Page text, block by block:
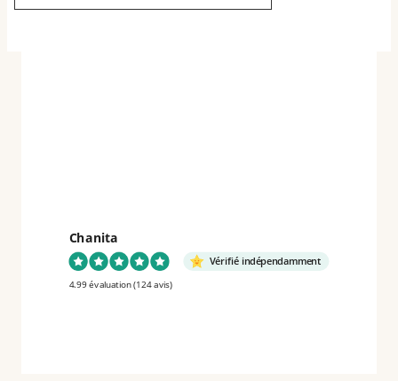
Chanita
Vérifié indépendamment
4.99 évaluation(124 avis)